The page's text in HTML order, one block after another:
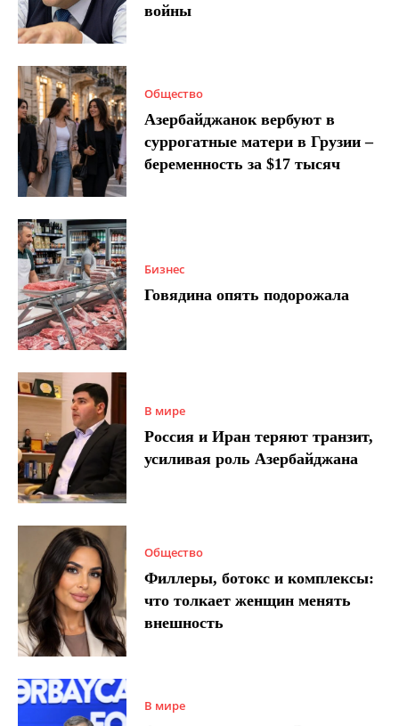
войны
Общество
Азербайджанок вербуют в
суррогатные матери в Грузии –
беременность за $17 тысяч
Бизнес
Говядина опять подорожала
В мире
Россия и Иран теряют транзит,
усиливая роль Азербайджана
Общество
Филлеры, ботокс и комплексы:
что толкает женщин менять
внешность
В мире